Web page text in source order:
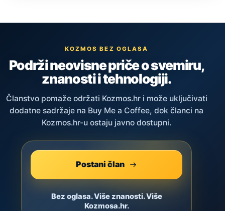
KOZMOS BEZ OGLASA
Podrži neovisne priče o svemiru,
znanosti i tehnologiji.
Članstvo pomaže održati Kozmos.hr i može uključivati
dodatne sadržaje na Buy Me a Coffee, dok članci na
Kozmos.hr-u ostaju javno dostupni.
Postani član
Bez oglasa. Više znanosti. Više
Kozmosa.hr.